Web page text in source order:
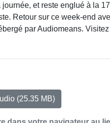
et reste englué à la
Retour sur ce week-end
par Audiomeans.
(25.35 MB)